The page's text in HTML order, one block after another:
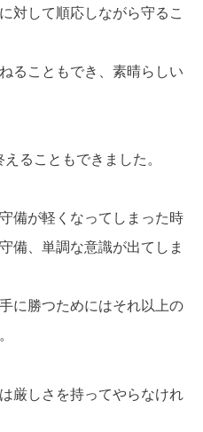
対して順応しながら守るこ
ることもでき、素晴らしい
ることもできました。
備が軽くなってしまった時
備、単調な意識が出てしま
に勝つためにはそれ以上の
厳しさを持ってやらなけれ